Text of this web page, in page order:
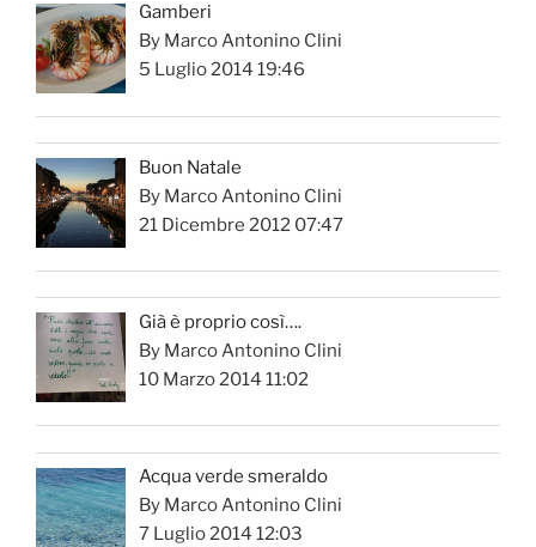
Gamberi
By Marco Antonino Clini
5 Luglio 2014 19:46
Buon Natale
By Marco Antonino Clini
21 Dicembre 2012 07:47
Già è proprio così….
By Marco Antonino Clini
10 Marzo 2014 11:02
Acqua verde smeraldo
By Marco Antonino Clini
7 Luglio 2014 12:03